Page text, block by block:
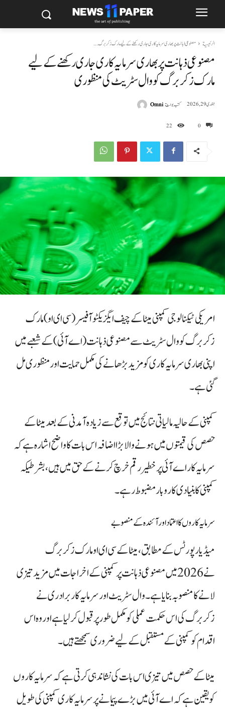
الرئيسية مصنوعی ذہانت پر بھاری سرمایہ کاری جاری رکھنے کے لیے مارک زکربرگ...
مصنوعی ذہانت پر بھاری سرمایہ کاری جاری رکھنے کے لیے
مارک زکربرگ کو وال سٹریٹ کی منظوری
0
22
جنوری 29, 2026 كتب بواسطةOmni
امریکی ٹیکنالوجی کمپنی میٹا کے چیف ایگزیکٹو آفیسر (سی ای او) مارک
زکربرگ کو وال سٹریٹ سے مصنوعی ذہانت (اے آئی) کے شعبے میں
اپنی بھاری سرمایہ کاری کو مزید بڑھانے کی مکمل حمایت اور منظوری مل
گئی ہے۔
کمپنی کے حالیہ مالیاتی نتائج میں توقع سے زیادہ آمدنی کے بعد میٹا کے
حصص کی قیمتوں میں ہونے والا بڑا اضافہ اس بات کا واضح اشارہ ہے کہ
سرمایہ کار اے آئی پر خطیر رقم خرچ کرنے کے حق میں ہیں، بشرطیکہ
کمپنی کا بنیادی کاروبار مضبوط رہے۔
سرمایہ کاروں کا اعتماد اور آئندہ کے منصوبے
میڈیا رپورٹس کے مطابق، میٹا کے سی ای او مارک زکربرگ
نے 2026 میں مصنوعی ذہانت پر کمپنی کے اخراجات میں مزید تیزی
لانے کا منصوبہ بنایا ہے۔ وال سٹریٹ اور سرمایہ کار برادری نے
زکربرگ کی اس حکمت عملی کو مکمل طور پر قبول کر لیا ہے اور وہ اس
اقدام کو کمپنی کے مستقبل کے لیے ضروری سمجھتے ہیں۔
میٹا کے حصص میں تیزی اس بات کی نشاندہی کرتی ہے کہ سرمایہ کاروں
کو یقین ہے کہ اے آئی میں بڑے پیمانے پر سرمایہ کاری کمپنی کی طویل